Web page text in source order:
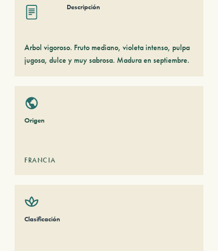
Descripción
Arbol vigoroso. Fruto mediano, violeta intenso, pulpa
jugosa, dulce y muy sabrosa. Madura en septiembre.
Origen
FRANCIA
Clasificación